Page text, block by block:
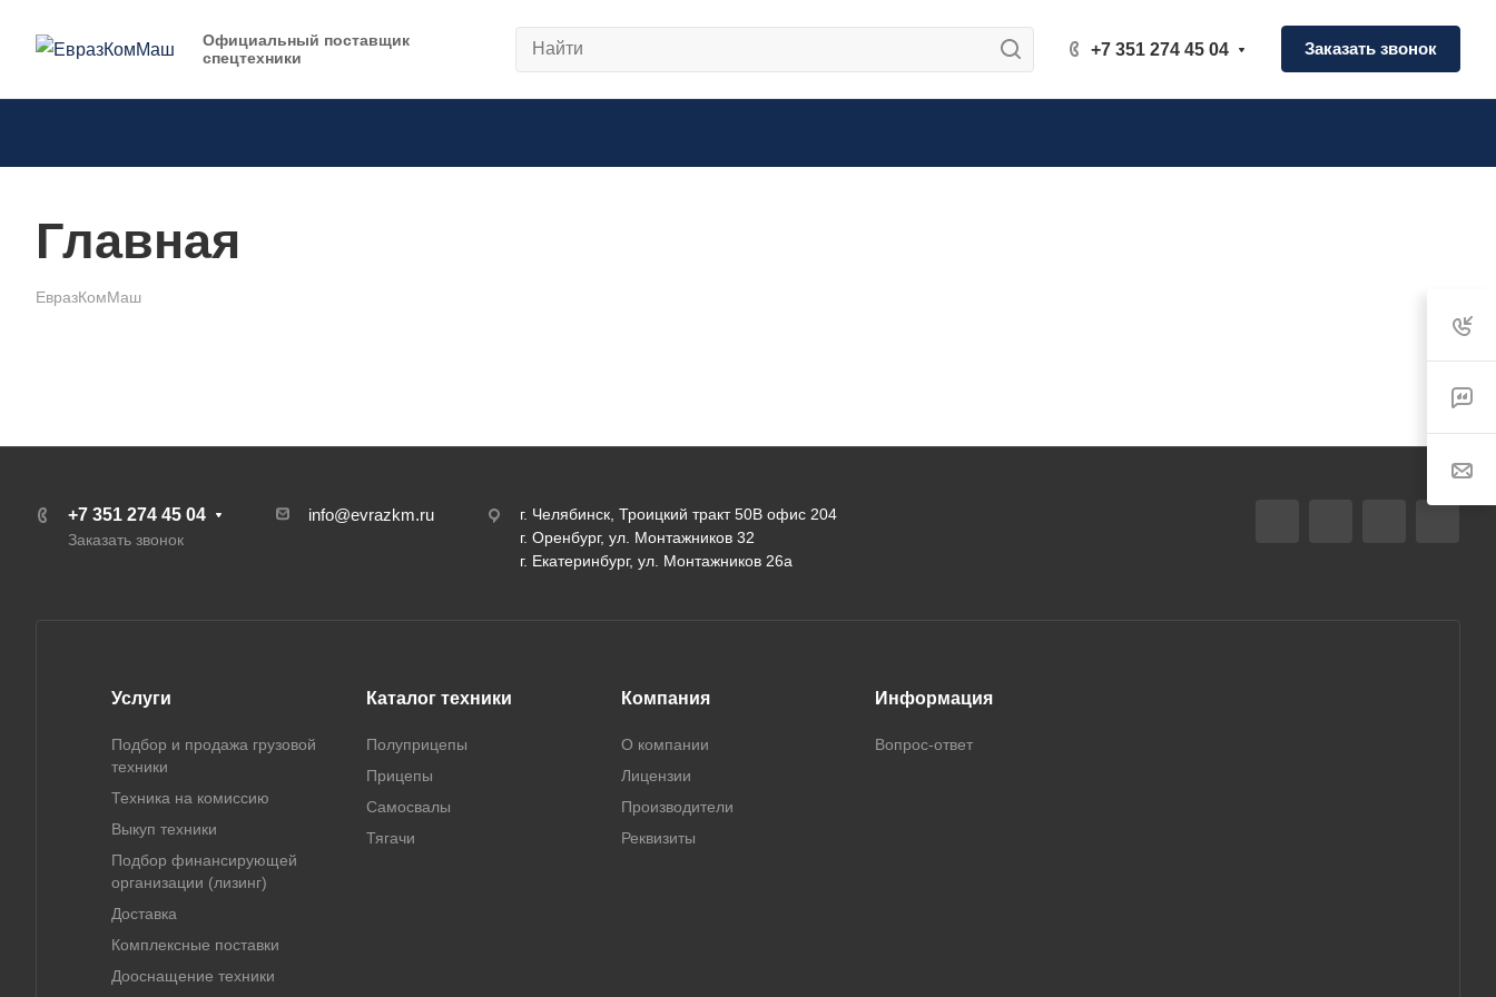
Официальный поставщик
спецтехники
+7 351 274 45 04 Заказать звонок
Главная
ЕвразКомМаш
+7 351 274 45 04
Заказать звонок
info@evrazkm.ru
г. Челябинск, Троицкий тракт 50В офис 204
г. Оренбург, ул. Монтажников 32
г. Екатеринбург, ул. Монтажников 26а
Услуги
Подбор и продажа грузовой
техники
Техника на комиссию
Выкуп техники
Подбор финансирующей
организации (лизинг)
Доставка
Комплексные поставки
Дооснащение техники
Каталог техники
Полуприцепы
Прицепы
Самосвалы
Тягачи
Компания
О компании
Лицензии
Производители
Реквизиты
Информация
Вопрос-ответ